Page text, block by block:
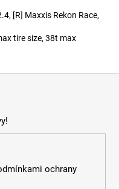
[R] Maxxis Rekon Race,
tire size, 38t max
ochrany